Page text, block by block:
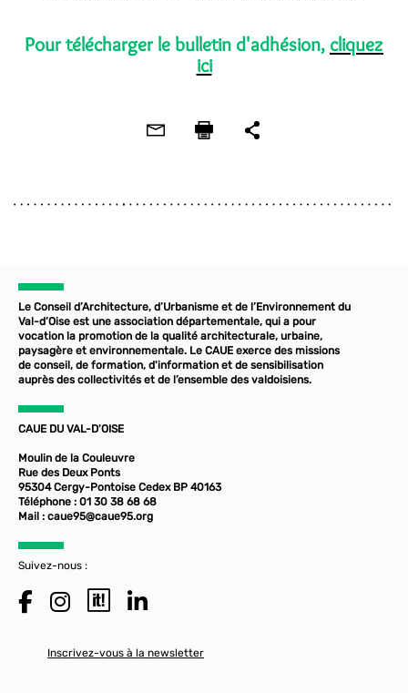
Pour télécharger le bulletin d'adhésion, cliquez
ici
Le Conseil d’Architecture, d’Urbanisme et de l’Environnement du
Val-d’Oise est une association départementale, qui a pour
vocation la promotion de la qualité architecturale, urbaine,
paysagère et environnementale. Le CAUE exerce des missions
de conseil, de formation, d'information et de sensibilisation
auprès des collectivités et de l’ensemble des valdoisiens.
CAUE DU VAL-D'OISE
Moulin de la Couleuvre
Rue des Deux Ponts
95304 Cergy-Pontoise Cedex BP 40163
Téléphone : 01 30 38 68 68
Mail : caue95@caue95.org
Suivez-nous :
Inscrivez-vous à la newsletter